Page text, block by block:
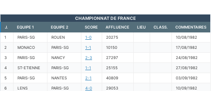
CHAMPIONNAT DE FRANCE
J. EQUIPE 1 EQUIPE 2 SCORE AFFLUENCE LIEU CLASS. COMMENTAIRES
1 PARIS-SG ROUEN 1-0 20275 10/08/1982
2 MONACO PARIS-SG 1-1 10150 17/08/1982
3 PARIS-SG NANCY 2-3 27297 24/08/1982
4 ST-ETIENNE PARIS-SG 1-1 25155 27/08/1982
5 PARIS-SG NANTES 2-1 40809 03/09/1982
6 LENS PARIS-SG 4-0 29053 10/09/1982